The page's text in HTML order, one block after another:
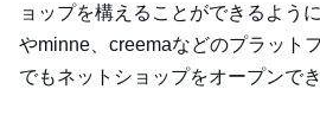
ョップを構えることができるよう
やminne、creemaなどのプラット
でもネットショップをオープンでき